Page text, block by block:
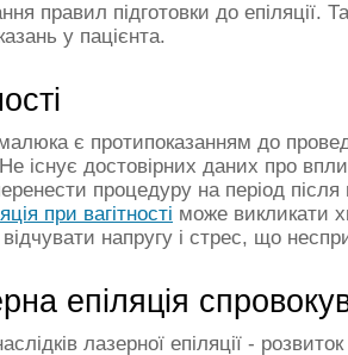
правил підготовки до епіляції.
у пацієнта.
є протипоказанням до
існує достовірних даних про
процедуру на період після
при вагітності може викликати
напругу і стрес, що
епіляція
лазерної епіляції -